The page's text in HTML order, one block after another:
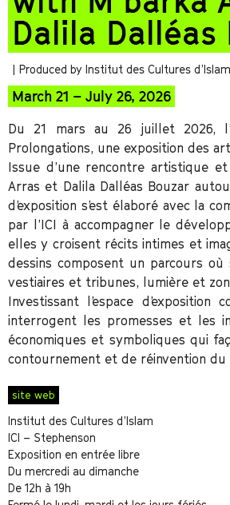
Dalila Dalléas
| Produced by Institut des Cultures d’Islam
March 21 – July 26, 2026
Du 21 mars au 26 juillet 2026,
Prolongations, une exposition des
Issue d’une rencontre artistique et
Arras et Dalila Dalléas Bouzar
d’exposition s’est élaboré avec la
par l’ICI à accompagner le
elles y croisent récits intimes et
dessins composent un parcours
vestiaires et tribunes, lumière et
Investissant l’espace
interrogent les promesses et les
économiques et symboliques qui
contournement et de réinvention du
site web
Institut des Cultures d’Islam
ICI – Stephenson
Exposition en entrée libre
Du mercredi au dimanche
De 12h à 19h